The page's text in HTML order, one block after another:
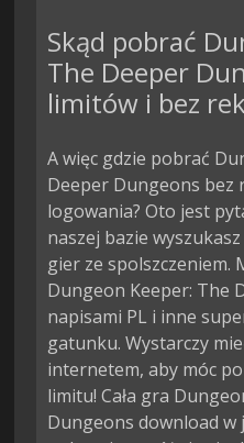
Skąd pobrać
The Deeper
limitów i bez
A więc gdzie pobrać
Deeper Dungeons bez
logowania? Oto jest
naszej bazie
gier ze spolszczeniem.
Dungeon Keeper: The
napisami PL i inne
gatunku. Wystarczy
internetem, aby móc
limitu! Cała gra
Dungeons download w